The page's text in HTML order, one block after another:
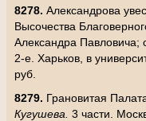
8278. Александрова
Высочества
Александра Павловича;
2-е. Харьков, в
руб.
8279. Грановитая
Кугушева. 3 части.